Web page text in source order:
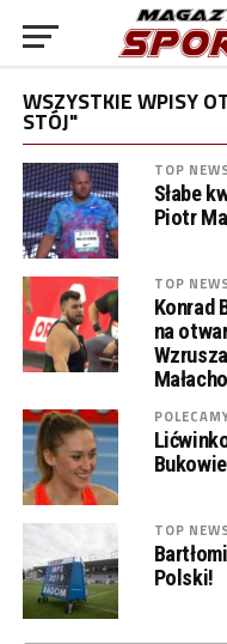
WSZYSTKIE WPISY
STÓJ"
TOP
Słabe
Piotr
TOP
Konrad
na
TOP
Polski!